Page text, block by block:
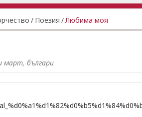
/ Поезия /Любима моя
март, българи